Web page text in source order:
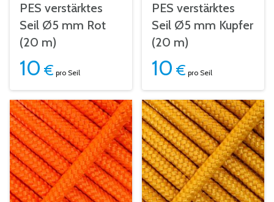
PES verstärktes
Seil Ø5 mm Rot
(20 m)
10 € pro Seil
PES verstärktes
Seil Ø5 mm Kupfer
(20 m)
10 € pro Seil